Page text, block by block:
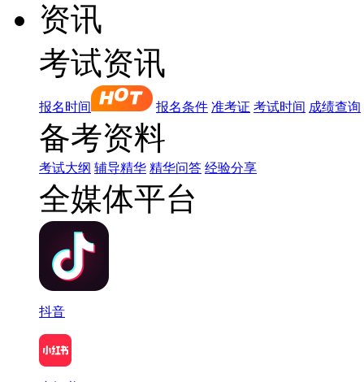
资讯
考试资讯
报名时间 报名条件 准考证 考试时间 成绩查询
备考资料
考试大纲 辅导精华 精华问答 经验分享
全媒体平台
抖音